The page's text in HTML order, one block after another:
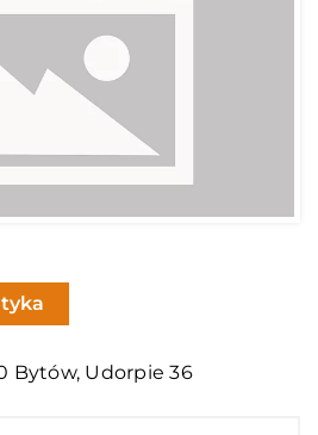
Bytów, Udorpie 36